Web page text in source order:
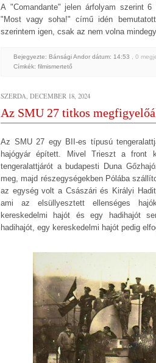
A "Comandante" jelen árfolyam szerint
"Most vagy soha!" című idén
szerintem igen, csak az nem volna
Bejegyezte: Bánsági Andor dátum: 14:53
, 0
Címkék: filmismertető
SZERDA, DECEMBER 18, 2024
Az SMU 27 titkos
Az SMU 27 egy BII-es típusú
hajógyár épített. Mivel Trieszt a front
tengeralattjárót a budapesti Duna
meg, majd részegységekben Pólába
az egység volt a Császári és Királyi
ami az elsüllyesztett ellenséges
kereskedelmi hajót és egy hadihajót
hadihajót, egy kereskedelmi hajót pedig